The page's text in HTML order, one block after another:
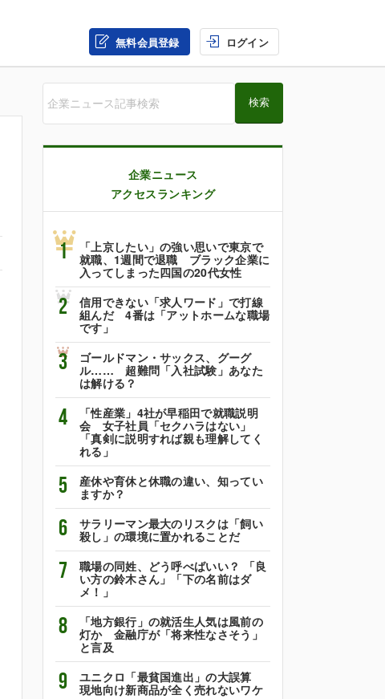
無料会員登録 ログイン
企業ニュース
アクセスランキング
1
「上京したい」の強い思いで東京で
就職、1週間で退職 ブラック企業に
入ってしまった四国の20代女性
2
信用できない「求人ワード」で打線
組んだ 4番は「アットホームな職場
です」
3
ゴールドマン・サックス、グーグ
ル…… 超難問「入社試験」あなた
は解ける？
4
「性産業」4社が早稲田で就職説明
会 女子社員「セクハラはない」
「真剣に説明すれば親も理解してく
れる」
5
産休や育休と休職の違い、知ってい
ますか？
6
サラリーマン最大のリスクは「飼い
殺し」の環境に置かれることだ
7
職場の同姓、どう呼べばいい？ 「良
い方の鈴木さん」「下の名前はダ
メ！」
8
「地方銀行」の就活生人気は風前の
灯か 金融庁が「将来性なさそう」
と言及
9
ユニクロ「最貧国進出」の大誤算
現地向け新商品が全く売れないワケ